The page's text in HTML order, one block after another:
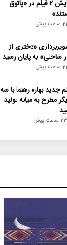
نمایش ۲ فیلم در «پاتوق
21 ساعت پیش
«دختری از
ساحلی» به پایان رسید
21 ساعت پیش
جدید بهاره رهنما با سه
مطرح به میانه تولید
23 ساعت پیش